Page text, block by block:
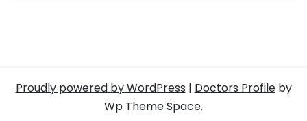
Proudly powered by WordPress | Doctors Profileby
Wp Theme Space.